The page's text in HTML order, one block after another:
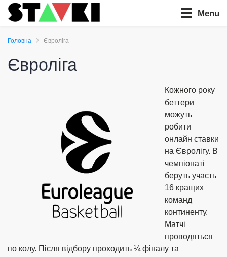
Menu
Головна Євроліга
Євроліга
Кожного року
беттери
можуть
робити
онлайн ставки
на Євролігу. В
чемпіонаті
беруть участь
16 кращих
команд
континенту.
Матчі
проводяться
по колу. Після відбору проходить ¼ фіналу та